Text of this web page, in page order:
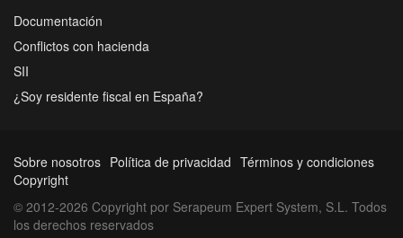
Documentación
Conflictos con hacienda
SII
¿Soy residente fiscal en España?
Sobre nosotros Política de privacidad Términos y condiciones
Copyright
© 2012-2026 Copyright por Serapeum Expert System, S.L. Todos
los derechos reservados